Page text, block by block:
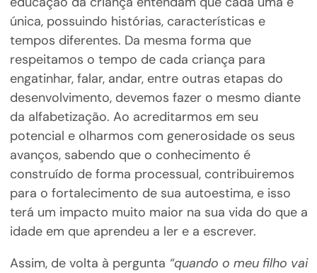
única, possuindo histórias, características e
tempos diferentes. Da mesma forma que
respeitamos o tempo de cada criança para
engatinhar, falar, andar, entre outras etapas do
desenvolvimento, devemos fazer o mesmo diante
da alfabetização. Ao acreditarmos em seu
potencial e olharmos com generosidade os seus
avanços, sabendo que o conhecimento é
construído de forma processual, contribuiremos
para o fortalecimento de sua autoestima, e isso
terá um impacto muito maior na sua vida do que a
idade em que aprendeu a ler e a escrever.
Assim, de volta à pergunta “quando o meu filho vai